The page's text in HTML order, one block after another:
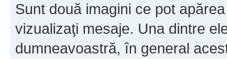
Sunt două imagini ce pot
vizualizaţi mesaje. Una dintre
dumneavoastră, în general